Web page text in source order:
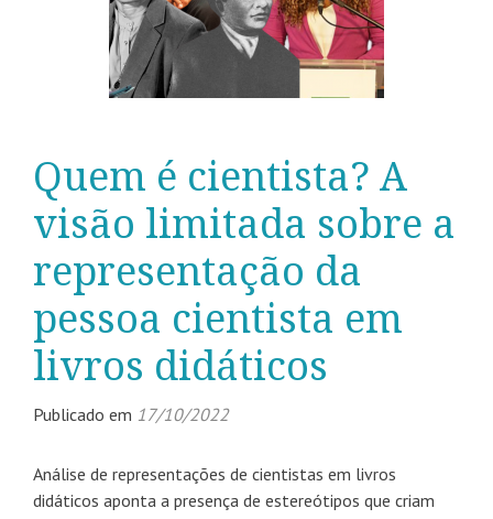
Quem é cientista? A
visão limitada sobre a
representação da
pessoa cientista em
livros didáticos
Publicado em 17/10/2022
Análise de representações de cientistas em livros
didáticos aponta a presença de estereótipos que criam